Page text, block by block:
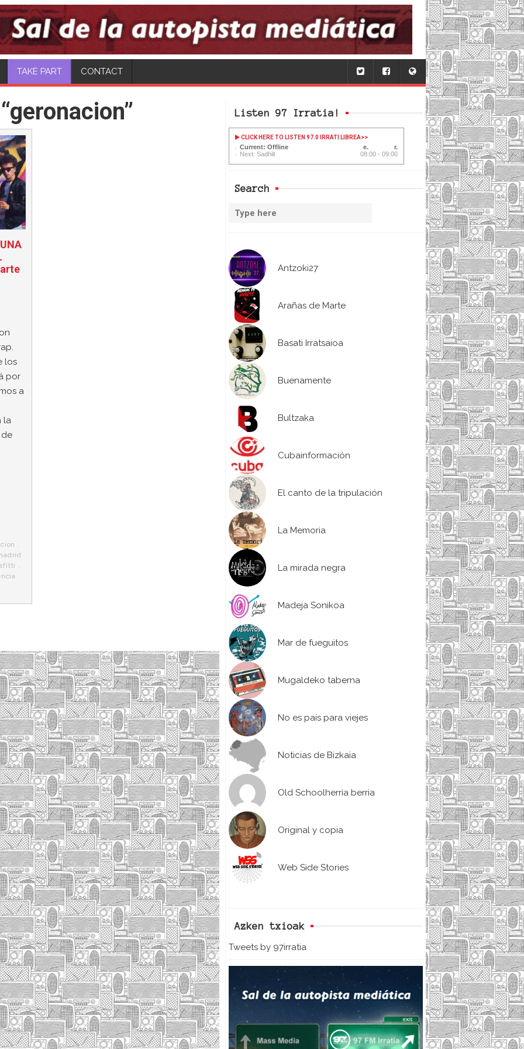
CONTACT
Listen 97 Irratia!
CLICK HERE TO LISTEN 97.0 IRRATI LIBREA>>
Current: Offline
Next: Sadhill
08:00 - 09:00
Search
Antzoki27
Arañas de Marte
Basati Irratsaioa
Buenamente
Bultzaka
Cubainformación
El canto de la tripulación
La Memoria
La mirada negra
Madeja Sonikoa
Mar de fueguitos
Mugaldeko taberna
No es país para viejes
Noticias de Bizkaia
Old Schoolherria berria
Original y copia
Web Side Stories
Azken txioak
Tweets by 97irratia
los
por
a
la
,
,